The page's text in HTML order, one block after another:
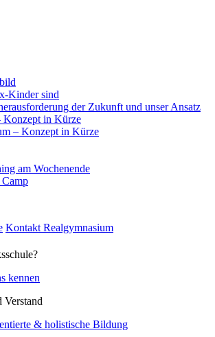
Kinder sind
der Zukunft und unser Ansatz
Konzept in Kürze
– Konzept in Kürze
am Wochenende
Kontakt Realgymnasium
kennen
Verstand
& holistische Bildung